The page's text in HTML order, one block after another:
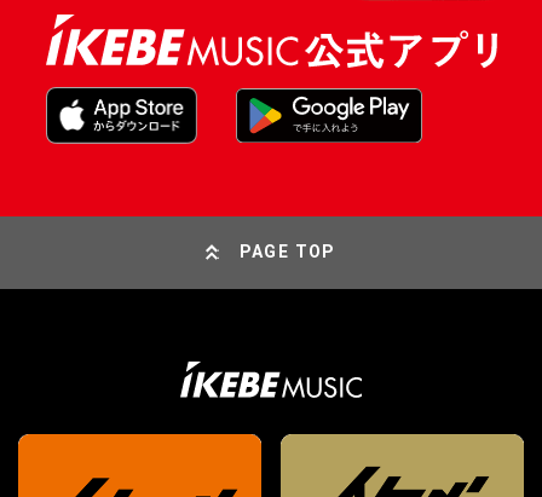
PAGE TOP